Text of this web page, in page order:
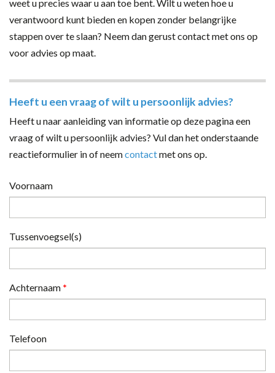
weet u precies waar u aan toe bent. Wilt u weten hoe u
verantwoord kunt bieden en kopen zonder belangrijke
stappen over te slaan? Neem dan gerust contact met ons op
voor advies op maat.
Heeft u een vraag of wilt u persoonlijk advies?
Heeft u naar aanleiding van informatie op deze pagina een
vraag of wilt u persoonlijk advies? Vul dan het onderstaande
reactieformulier in of neemcontactmet ons op.
Voornaam
Tussenvoegsel(s)
Achternaam *
Telefoon